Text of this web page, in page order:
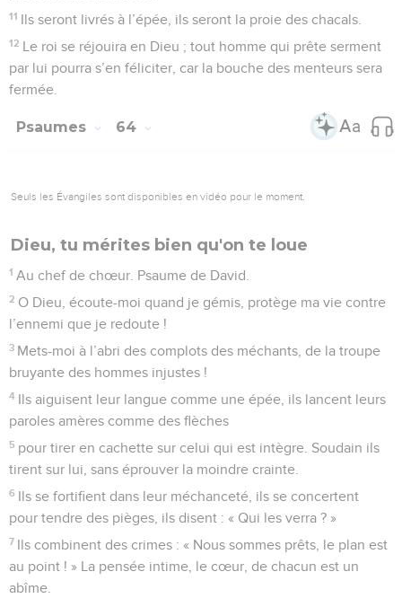
11 Ils seront livrés à l’épée, ils seront la proie des chacals.
12 Le roi se réjouira en Dieu ; tout homme qui prête serment
par lui pourra s’en féliciter, car la bouche des menteurs sera
fermée.
Psaumes 64
Seuls les Évangiles sont disponibles en vidéo pour le moment.
Dieu, tu mérites bien qu'on te loue
1 Au chef de chœur. Psaume de David.
2 O Dieu, écoute-moi quand je gémis, protège ma vie contre
l’ennemi que je redoute !
3 Mets-moi à l’abri des complots des méchants, de la troupe
bruyante des hommes injustes !
4 Ils aiguisent leur langue comme une épée, ils lancent leurs
paroles amères comme des flèches
5 pour tirer en cachette sur celui qui est intègre. Soudain ils
tirent sur lui, sans éprouver la moindre crainte.
6 Ils se fortifient dans leur méchanceté, ils se concertent
pour tendre des pièges, ils disent : « Qui les verra ? »
7 Ils combinent des crimes : « Nous sommes prêts, le plan est
au point ! » La pensée intime, le cœur, de chacun est un
abîme.